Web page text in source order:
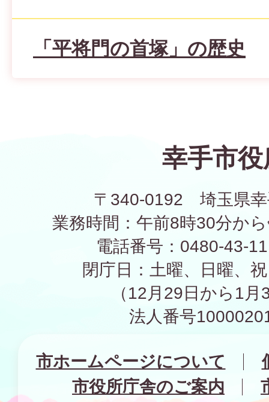
「平将門の首塚」の歴史
幸手市役
〒340-0192 埼玉県幸
業務時間：午前8時30分か
電話番号：0480-43-
閉庁日：土曜、日曜、
（12月29日から1
法人番号
市ホームページについて
市役所庁舎のご案内